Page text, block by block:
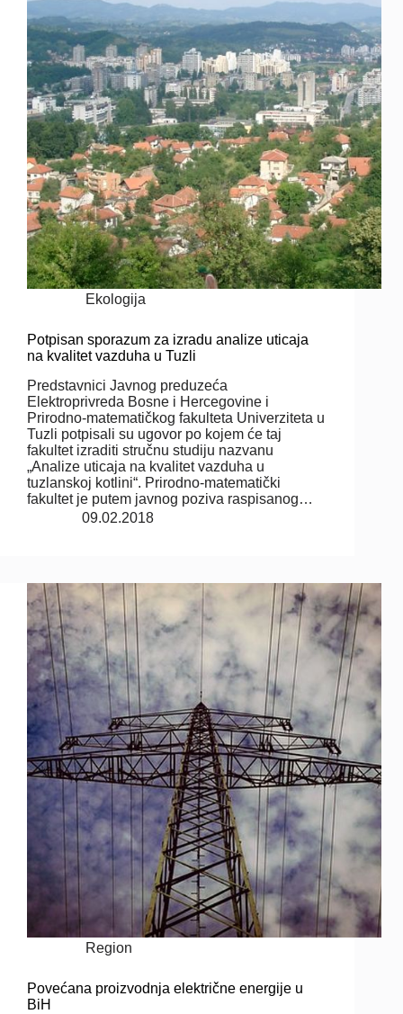
Ekologija
Potpisan sporazum za izradu analize uticaja
na kvalitet vazduha u Tuzli
Predstavnici Javnog preduzeća
Elektroprivreda Bosne i Hercegovine i
Prirodno-matematičkog fakulteta Univerziteta u
Tuzli potpisali su ugovor po kojem će taj
fakultet izraditi stručnu studiju nazvanu
„Analize uticaja na kvalitet vazduha u
tuzlanskoj kotlini“. Prirodno-matematički
fakultet je putem javnog poziva raspisanog…
09.02.2018
Region
Povećana proizvodnja električne energije u
BiH